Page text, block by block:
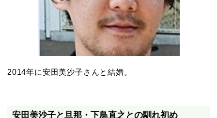
2014年に安田美沙子さんと結婚。
安田美沙子と旦那・下鳥直之との馴れ初め